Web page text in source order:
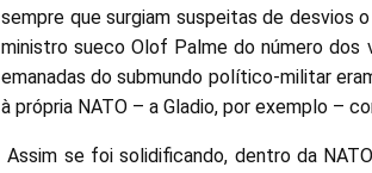
sempre que surgiam suspeitas de desvios
ministro sueco Olof Palme do número dos
emanadas do submundo político-militar
à própria NATO – a Gladio, por exemplo –
Assim se foi solidificando, dentro da